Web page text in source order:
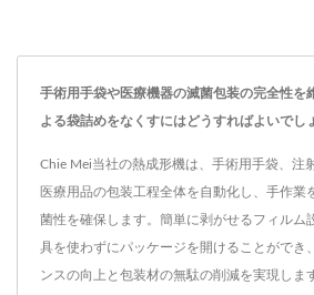
手術用手袋や医療機器の滅菌包装の完全性を
よる袋詰めをなくすにはどうすればよいでし
Chie Mei当社の熱成形機は、手術用手袋、注
医療用品の包装工程全体を自動化し、手作業
菌性を確保します。簡単に剥がせるフィルム
具を使わずにパッケージを開けることができ
ンスの向上と包装材の無駄の削減を実現しま